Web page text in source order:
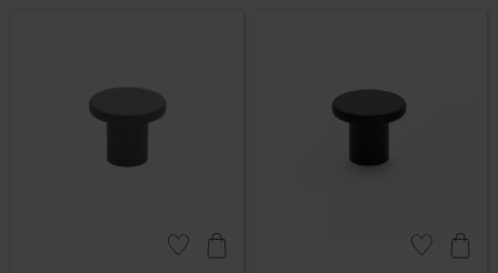
Gem som favorit Gem som